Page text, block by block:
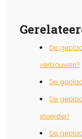
De
vertrouwen?
De
De
stoerder!
De